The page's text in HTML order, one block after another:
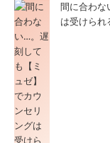
間に合わな
は受けられ